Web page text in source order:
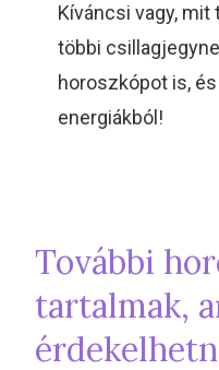
Kíváncsi vagy, mit
többi
horoszkópot is,
energiákból!
További
tartalmak,